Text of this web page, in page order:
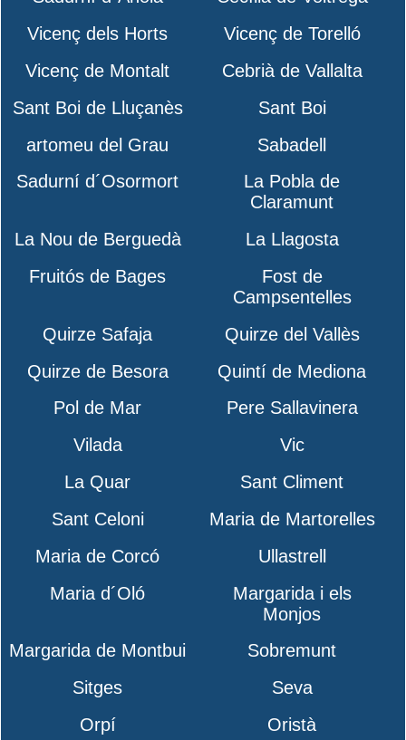
Vicenç dels Horts
Vicenç de Torelló
Vicenç de Montalt
Cebrià de Vallalta
Sant Boi de Lluçanès
Sant Boi
artomeu del Grau
Sabadell
Sadurní d´Osormort
La Pobla de
Claramunt
La Nou de Berguedà
La Llagosta
Fruitós de Bages
Fost de
Campsentelles
Quirze Safaja
Quirze del Vallès
Quirze de Besora
Quintí de Mediona
Pol de Mar
Pere Sallavinera
Vilada
Vic
La Quar
Sant Climent
Sant Celoni
Maria de Martorelles
Maria de Corcó
Ullastrell
Maria d´Oló
Margarida i els
Monjos
Margarida de Montbui
Sobremunt
Sitges
Seva
Orpí
Oristà